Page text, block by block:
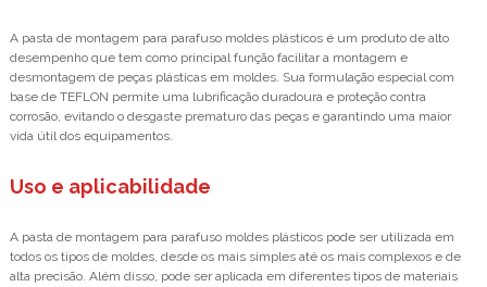
A pasta de montagem para parafuso moldes plásticos é um produto de alto
desempenho que tem como principal função facilitar a montagem e
desmontagem de peças plásticas em moldes. Sua formulação especial com
base de TEFLON permite uma lubrificação duradoura e proteção contra
corrosão, evitando o desgaste prematuro das peças e garantindo uma maior
vida útil dos equipamentos.
Uso e aplicabilidade
A pasta de montagem para parafuso moldes plásticos pode ser utilizada em
todos os tipos de moldes, desde os mais simples até os mais complexos e de
alta precisão. Além disso, pode ser aplicada em diferentes tipos de materiais